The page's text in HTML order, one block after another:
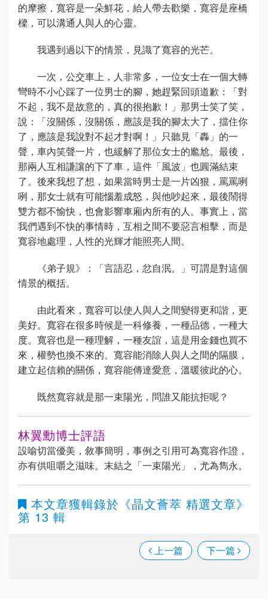
的摩擦，寬容是一朵鮮花，給人帶去歡樂，寬容是座橋
樑，可以溝通人與人的心靈。
我遇到過以下的情景，見識了寬容的光芒。
一次，公交車上，人非常多，一位女士在一個大轉
彎時不小心踩了一位男士的腳，她趕緊回頭道歉：「對
不起，我不是故意的，真的很抱歉！」那男士笑了笑，
說：「沒關係，沒關係，應該是我的腳太大了，擋住你
了，應該是我說對不起才對啊！」只聽見「轟」的一
聲，車內笑聲一片，也緩解了那位女士的尷尬。最後，
那兩人互相謙讓的下了車，這件「風波」也圓滿結束
了。後來我想了想，如果當時男士是一片凶狠，罵罵咧
咧，那女士就有可能惱羞成怒，與他吵起來，最後鬧得
雙方都不愉快，也會影響車廂內所有的人。事實上，當
我們遇到不快的事情時，互相之間不要惡言相擊，而是
寬容地處理，人性的光輝才能照亮人間。
《弟子規》：「言語忍，忿自泯。」可謂是對這個
情景的概括。
由此看來，寬容可以使人與人之間變得更和諧，更
美好。寬容在很多時候是一科修養，一種品德，一種大
度。寬容也是一種理解，一種友誼，這是用金錢也買不
來，權勢也換不來的。寬容能消除人與人之間的隔膜，
建立起信賴的關係，寬容能傳達愛意，溫暖彼此的心。
既然寬容就是那一束陽光，問誰又能抗拒呢？
林翼勳博士評語
設喻切當優美，敘事簡明，事例之引用可為寬容作證，
亦有供咀嚼之滋味。末結之「一束陽光」，尤為雋永。
本文章獲輯錄於 《晶文薈萃 精選文章》
第 13 輯
上一篇 下一篇